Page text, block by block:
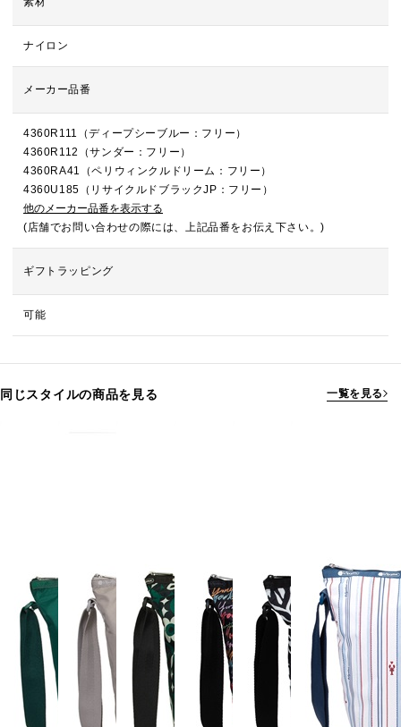
ナイロン
メーカー品番
4360R111（ディープシーブルー：フリー）
4360R112（サンダー：フリー）
4360RA41（ペリウィンクルドリーム：フリー）
4360U185（リサイクルドブラックJP：フリー）
他のメーカー品番を表示する
(店舗でお問い合わせの際には、上記品番をお伝え下さい。)
ギフトラッピング
可能
同じスタイルの商品を見る 一覧を見る